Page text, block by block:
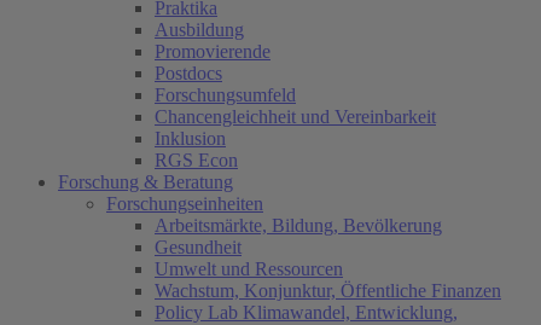
Praktika
Ausbildung
Promovierende
Postdocs
Forschungsumfeld
Chancengleichheit und Vereinbarkeit
Inklusion
RGS Econ
Forschung & Beratung
Forschungseinheiten
Arbeitsmärkte, Bildung, Bevölkerung
Gesundheit
Umwelt und Ressourcen
Wachstum, Konjunktur, Öffentliche Finanzen
Policy Lab Klimawandel, Entwicklung,